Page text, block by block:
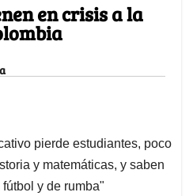
en crisis a la
pierde estudiantes, poco
y matemáticas, y saben
y de rumba"